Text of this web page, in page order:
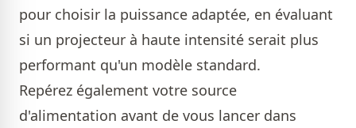
pour choisir la puissance adaptée, en évaluant
si un projecteur à haute intensité serait plus
performant qu'un modèle standard.
Repérez également votre source
d'alimentation avant de vous lancer dans